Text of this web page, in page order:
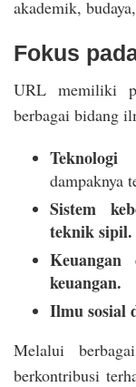
akademik,
Fokus
URL memiliki
berbagai bidang
dampaknya
Sistem
teknik sipil.
keuangan.
Ilmu sosial
Melalui
berkontribusi